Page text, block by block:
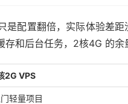
是配置翻倍，实际体验差
和后台任务，2核4G 的余
2G VPS
门轻量项目